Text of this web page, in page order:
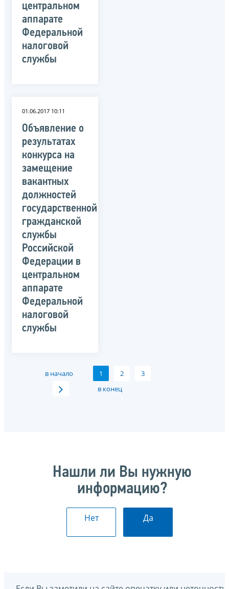
центральном
аппарате
Федеральной
налоговой
службы
01.06.2017 10:11
Объявление о
результатах
конкурса на
замещение
вакантных
должностей
государственной
гражданской
службы
Российской
Федерации в
центральном
аппарате
Федеральной
налоговой
службы
в начало 1 2
3
в конец
Нашли ли Вы нужную
информацию?
Нет Да